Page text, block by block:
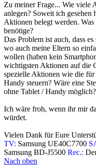
Zu meiner Frage... Wie viele
anlegen? Soweit ich gesehen
Aktionen belegt werden.
benötige?
Das Problem ist auch, dass
wo auch meine Eltern so
wollen (haben kein
wichtigsten Aktionen auf die
spezielle Aktionen wie die
Handy steuern? Wäre eine
ohne Tablet / Handy möglich?
Ich wäre froh, wenn ihr mir
würdet.
Vielen Dank für Eure
TV: Samsung UE40C7700
Samsung BD-J5500 Rec.:
Nach oben